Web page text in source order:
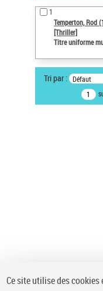
Œuvres liées à
Temperton, Rod
Type de notice
Œuvre
Statut de la notice
1
Temperton, Rod
[Thriller]
Titre uniforme
Tri par : Défaut
Ce site utilise des